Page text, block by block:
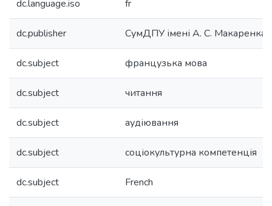
dc.language.iso fr
dc.publisher CумДПУ імені А. С. Макаренка
dc.subject французька мова
dc.subject читання
dc.subject аудіювання
dc.subject соціокультурна компетенція
dc.subject French